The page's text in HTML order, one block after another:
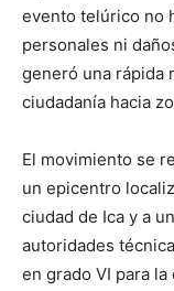
evento telúrico no
personales ni
generó una rápida
ciudadanía hacia
El movimiento se
un epicentro
ciudad de Ica y a
autoridades
en grado VI para